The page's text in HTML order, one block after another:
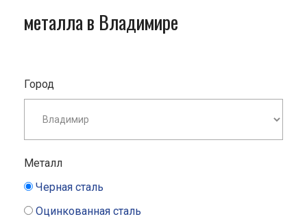
металла в Владимире
Город
Металл
Черная сталь
Оцинкованная сталь